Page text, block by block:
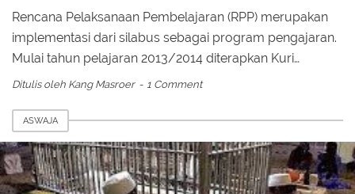
Rencana Pelaksanaan Pembelajaran (RPP) merupakan
implementasi dari silabus sebagai program pengajaran.
Mulai tahun pelajaran 2013/2014 diterapkan Kuri…
Ditulis oleh Kang Masroer 1 Comment
ASWAJA